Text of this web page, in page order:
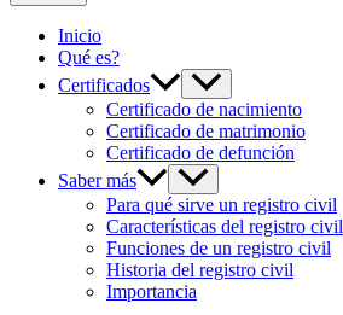
Inicio
Qué es?
Certificados
Certificado de nacimiento
Certificado de matrimonio
Certificado de defunción
Saber más
Para qué sirve un registro civil
Características del registro civil
Funciones de un registro civil
Historia del registro civil
Importancia